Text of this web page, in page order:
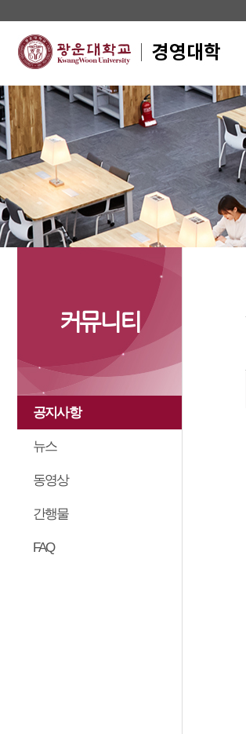
커뮤니티
공지사항
뉴스
동영상
간행물
FAQ